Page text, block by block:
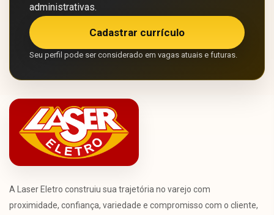
administrativas.
Cadastrar currículo
Seu perfil pode ser considerado em vagas atuais e futuras.
A Laser Eletro construiu sua trajetória no varejo com
proximidade, confiança, variedade e compromisso com o cliente,